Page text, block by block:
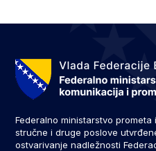
Federalno ministarstvo
stručne i druge poslove
ostvarivanje nadležnosti